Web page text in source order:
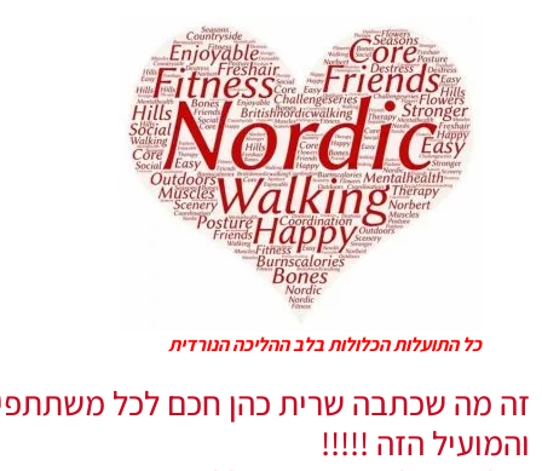
כל התועלות הכלולות בלב ההליכה הנורדית
זה מה שכתבה שרית כהן חכם לכל
והמועיל הזה !!!!!